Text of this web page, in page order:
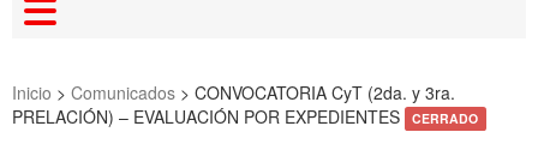
Inicio > Comunicados > CONVOCATORIA CyT (2da. y 3ra.
PRELACIÓN) – EVALUACIÓN POR EXPEDIENTES
CERRADO